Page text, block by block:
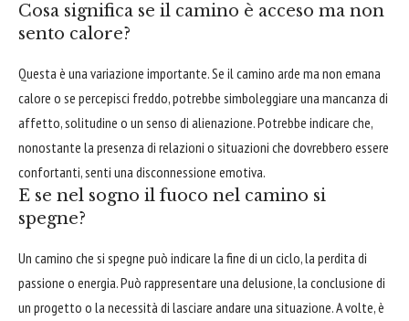
Cosa significa se il camino è acceso ma non
sento calore?
Questa è una variazione importante. Se il camino arde ma non emana
calore o se percepisci freddo, potrebbe simboleggiare una mancanza di
affetto, solitudine o un senso di alienazione. Potrebbe indicare che,
nonostante la presenza di relazioni o situazioni che dovrebbero essere
confortanti, senti una disconnessione emotiva.
E se nel sogno il fuoco nel camino si
spegne?
Un camino che si spegne può indicare la fine di un ciclo, la perdita di
passione o energia. Può rappresentare una delusione, la conclusione di
un progetto o la necessità di lasciare andare una situazione. A volte, è